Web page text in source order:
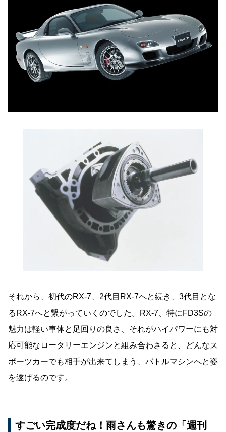
それから、初代のRX-7、2代目RX-7へと続き、3代目とな
るRX-7へと繋がっていくのでした。RX-7、特にFD3Sの
魅力は軽い車体と足回りの良さ、それがハイパワーにも対
応可能なロータリーエンジンと組み合わさると、どんなス
ポーツカーでも相手が出来てしまう、バトルマシンへと姿
を遂げるのです。
すごい完成度だね！雨さんも驚きの「週刊